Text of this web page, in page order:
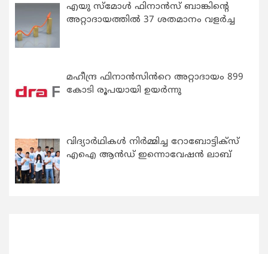
എയു സ്‌മോൾ ഫിനാൻസ് ബാങ്കിന്റെ
അറ്റാദായത്തിൽ 37 ശതമാനം വളർച്ച
മഹീന്ദ്ര ഫിനാൻസിൻറെ അറ്റാദായം 899
കോടി രൂപയായി ഉയർന്നു
വിദ്യാര്‍ഥികള്‍ നിര്‍മ്മിച്ച റോബോട്ടിക്സ്
എഐ ആന്‍ഡ് ഇന്നൊവേഷന്‍ ലാബ്